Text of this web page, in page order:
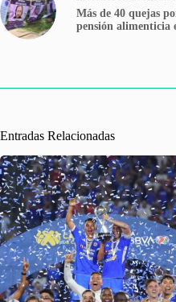
Más de 40 quejas
pensión alimenticia
Entradas Relacionadas